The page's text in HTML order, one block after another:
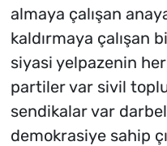
almaya çalışan
kaldırmaya çalışan
siyasi yelpazenin
partiler var sivil
sendikalar var
demokrasiye sahip